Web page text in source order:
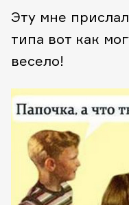
Эту мне
типа вот как
весело!